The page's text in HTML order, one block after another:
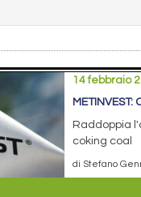
14 febbraio
METINVEST:
Raddoppia
coking coal
di Stefano